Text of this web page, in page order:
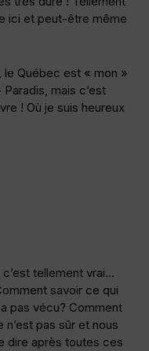
ici et peut-être même
le Québec est « mon »
mais c’est
! Où je suis heureux
c’est tellement vrai…
savoir ce qui
pas vécu? Comment
n’est pas sûr et nous
dire après toutes ces